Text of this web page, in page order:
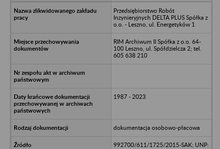
Przedsiębiorstwo Robót
Inzynieryjnych DELTA PLUS Spółka z
o.o. - Leszno, ul. Energetyków 1
RIM Archiwum II Spółka z o.o. 64-
100 Leszno, ul. Spółdzielcza 2; tel.
605 638 210
1987 - 2023
dokumentacja osobowo-płacowa
992700/611/1725/2015-SAK; UNP: